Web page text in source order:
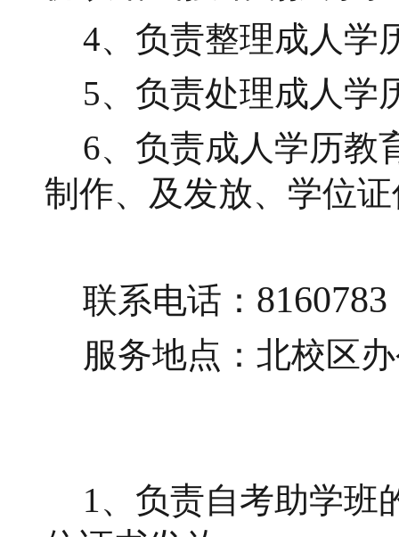
4、负责整理成人学
5、负责处理成人学
6、负责成人学历教
制作、及发放、学位
联系电话： 8160783
服务地点：北校区
1、负责自考助学班